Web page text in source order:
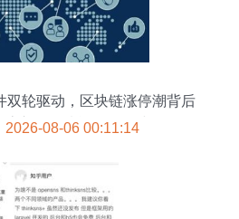
双轮驱动，区块链涨停潮背后
流入，行情能否一飞冲天？
2026-08-06 00:11:14